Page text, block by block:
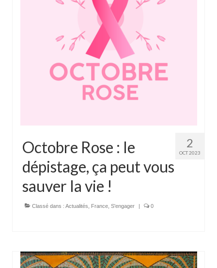
2
OCT 2023
Octobre Rose : le
dépistage, ça peut vous
sauver la vie !
Classé dans : Actualités France S'engager 0